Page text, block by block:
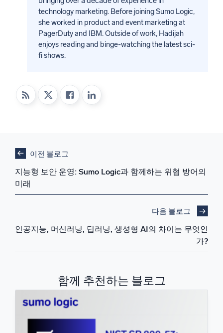
technology marketing. Before joining Sumo Logic,
she worked in product and event marketing at
PagerDuty and IBM. Outside of work, Hadijah
enjoys reading and binge-watching the latest sci-
fi shows.
이전 블로그
지능형 보안 운영: Sumo Logic과 함께하는 위협 방어의
미래
다음 블로그
인공지능, 머신러닝, 딥러닝, 생성형 AI의 차이는 무엇인
가?
함께 추천하는 블로그